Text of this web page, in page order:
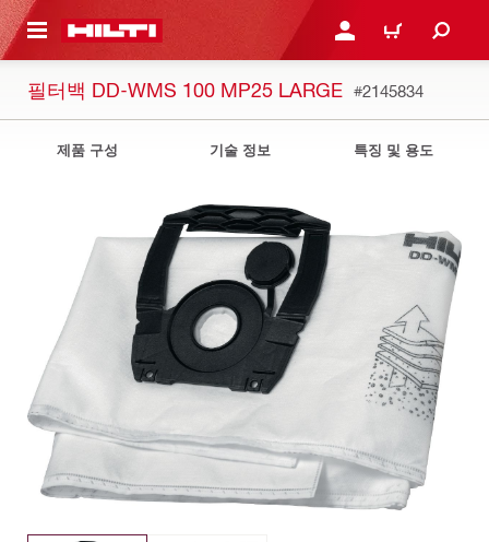
으로 건너뛰기 로그인 또는 회원가입
장바구니
필터백 DD-WMS 100 MP25 LARGE #2145834
제품 구성 기술 정보 특징 및 용도